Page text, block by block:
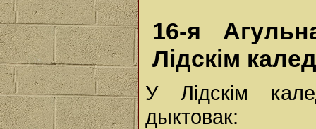
16-я
Лідскім
У Лідскім
дыктовак: